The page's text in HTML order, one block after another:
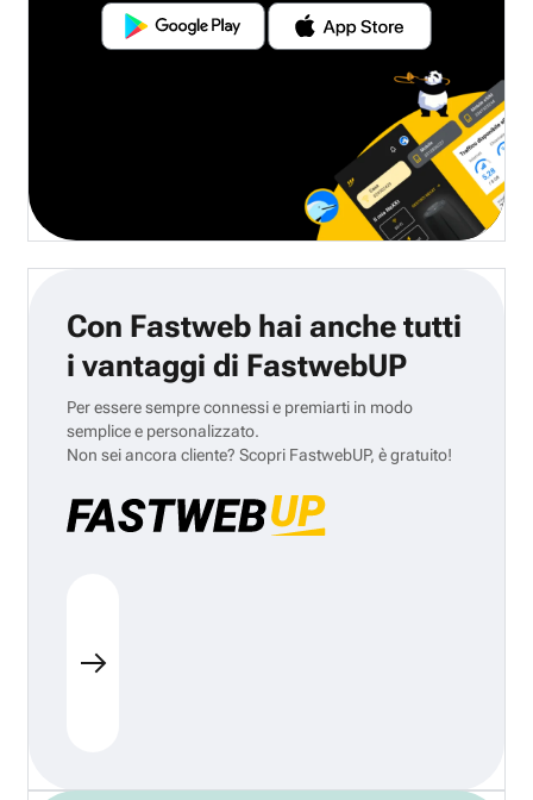
Con Fastweb hai anche tutti
i vantaggi di FastwebUP
Per essere sempre connessi e premiarti in modo
semplice e personalizzato.
Non sei ancora cliente? Scopri FastwebUP, è gratuito!